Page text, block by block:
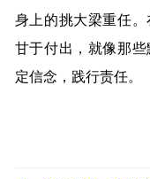
身上的挑大梁重任
甘于付出，就像那
定信念，践行责任。